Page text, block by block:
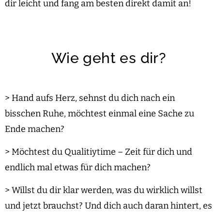
dir leicht und fang am besten direkt damit an!
Wie geht es dir?
> Hand aufs Herz, sehnst du dich nach ein
bisschen Ruhe, möchtest einmal eine Sache zu
Ende machen?
> Möchtest du Qualitiytime – Zeit für dich und
endlich mal etwas für dich machen?
> Willst du dir klar werden, was du wirklich willst
und jetzt brauchst? Und dich auch daran hintert, es